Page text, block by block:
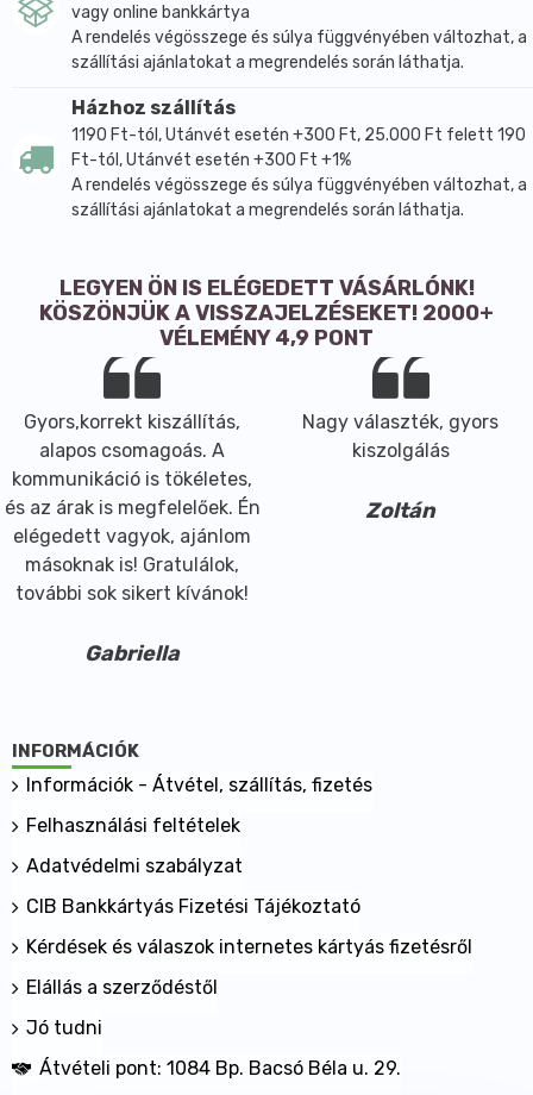
vagy online bankkártya
A rendelés végösszege és súlya függvényében változhat, a
szállítási ajánlatokat a megrendelés során láthatja.
Házhoz szállítás
1190 Ft-tól, Utánvét esetén +300 Ft, 25.000 Ft felett 190
Ft-tól, Utánvét esetén +300 Ft +1%
A rendelés végösszege és súlya függvényében változhat, a
szállítási ajánlatokat a megrendelés során láthatja.
LEGYEN ÖN IS ELÉGEDETT VÁSÁRLÓNK!
KÖSZÖNJÜK A VISSZAJELZÉSEKET! 2000+
VÉLEMÉNY 4,9 PONT
Gyors,korrekt kiszállítás,
alapos csomagoás. A
kommunikáció is tökéletes,
és az árak is megfelelőek. Én
elégedett vagyok, ajánlom
másoknak is! Gratulálok,
további sok sikert kívánok!
Gabriella
Nagy választék, gyors
kiszolgálás
Zoltán
INFORMÁCIÓK
Információk - Átvétel, szállítás, fizetés
Felhasználási feltételek
Adatvédelmi szabályzat
CIB Bankkártyás Fizetési Tájékoztató
Kérdések és válaszok internetes kártyás fizetésről
Elállás a szerződéstől
Jó tudni
Átvételi pont: 1084 Bp. Bacsó Béla u. 29.